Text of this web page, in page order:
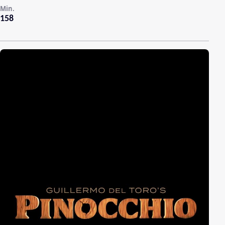
158
Min.